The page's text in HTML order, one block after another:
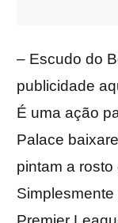
– Escudo do
publicidade
É uma ação
Palace
pintam a